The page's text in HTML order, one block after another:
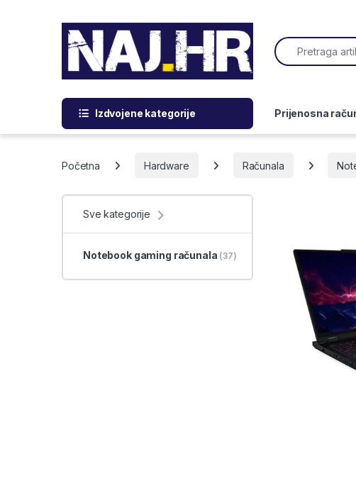
Search for:
Izdvojene kategorije Prijenosna
Početna Hardware Računala
Sve kategorije
Notebook gaming računala (37)